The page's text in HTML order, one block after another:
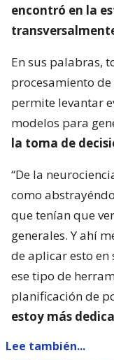
encontró en la
En sus palabras,
procesamiento
permite levantar
modelos para
la toma de
“De la
como
que tenían que
generales. Y ahí
de aplicar esto
ese tipo de
planificación de
estoy más
Lee también...